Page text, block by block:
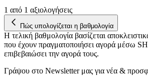
1 από 1 αξιολογήσεις
Πώς υπολογίζεται η βαθμολογία
Η τελική βαθμολογία βασίζεται
που έχουν πραγματοποιήσει αγορά μέσω
επιβεβαιώσει την αγορά τους.
Γράψου στο Νewsletter μας για νέα &